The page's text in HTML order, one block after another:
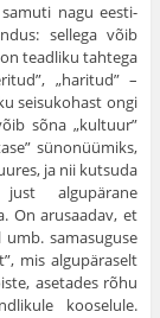
samuti nagu eesti­
sellega võib
teadliku tahtega
„haritud” –
seisukohast ongi
sõna „kultuur”
sünonüümiks,
ja nii kutsuda
algupärane
On arusaadav, et
umb. samasuguse
mis algupäraselt
asetades rõhu
kooselule.